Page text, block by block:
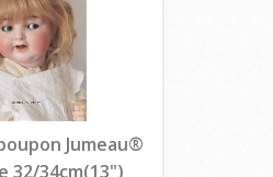
Jumeau®
32/34cm(13")